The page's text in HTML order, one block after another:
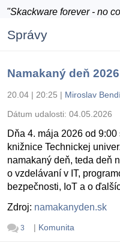
"Skackware forever - no
Správy
Namakaný deň 2026
20.04 | 20:25 | Miroslav
Dátum udalosti: 04.05.2026
Dňa 4. mája 2026 od
knižnice Technickej
namakaný deň, teda deň
o vzdelávaní v IT,
bezpečnosti, IoT a o
Zdroj: namakanyden.sk
3 | Komunita